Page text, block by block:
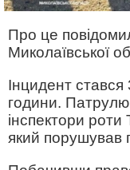
Про це
Миколаївської
Інцидент
години.
інспектори
який порушував